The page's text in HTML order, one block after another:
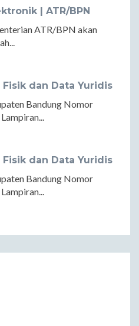
| ATR/BPN
ATR/BPN akan
dan Data Yuridis
Bandung Nomor
dan Data Yuridis
Bandung Nomor